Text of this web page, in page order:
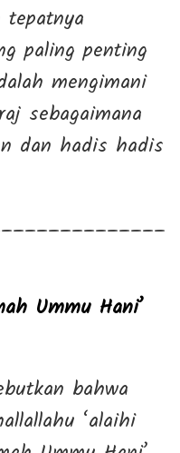
paling penting
mengimani
sebagaimana
dan hadis hadis
Ummu Hani’
bahwa
‘alaihi